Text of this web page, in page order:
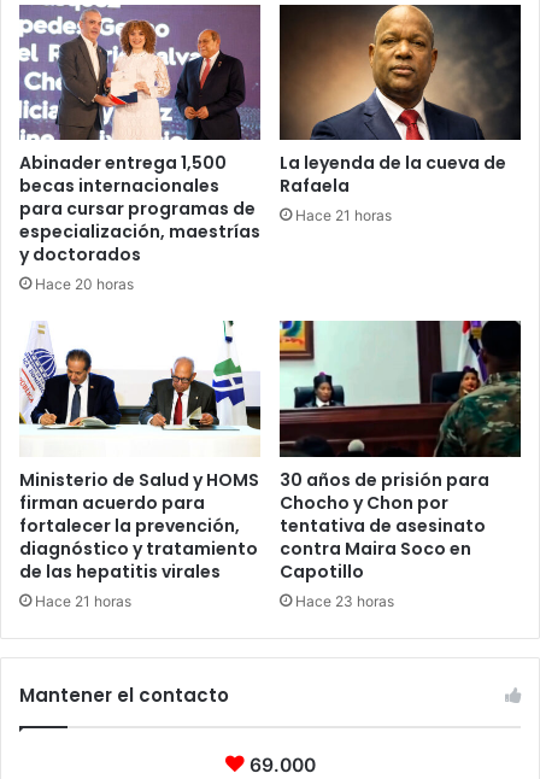
Abinader entrega 1,500
becas internacionales
para cursar programas de
especialización, maestrías
y doctorados
Hace 20 horas
La leyenda de la cueva de
Rafaela
Hace 21 horas
Ministerio de Salud y HOMS
firman acuerdo para
fortalecer la prevención,
diagnóstico y tratamiento
de las hepatitis virales
Hace 21 horas
30 años de prisión para
Chocho y Chon por
tentativa de asesinato
contra Maira Soco en
Capotillo
Hace 23 horas
Mantener el contacto
69.000